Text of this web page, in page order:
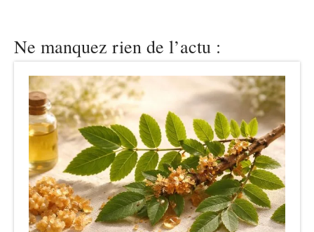
Ne manquez rien de l’actu :